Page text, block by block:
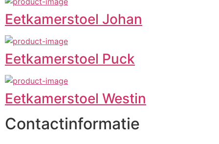
Eetkamerstoel Johan
Eetkamerstoel Puck
Eetkamerstoel Westin
Contactinformatie